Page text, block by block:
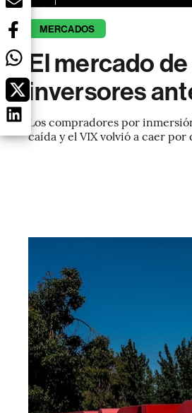
MERCADOS
El mercado
inversores
Los compradores por
caída y el VIX volvió a caer por